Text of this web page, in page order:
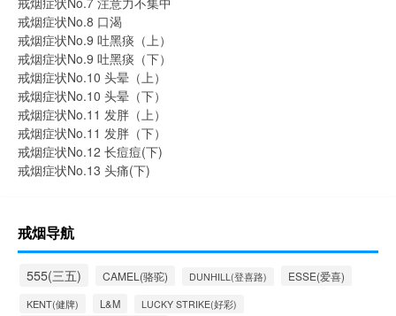
戒烟症状No.8 口渴
戒烟症状No.9 吐黑痰（上）
戒烟症状No.9 吐黑痰（下）
戒烟症状No.10 头晕（上）
戒烟症状No.10 头晕（下）
戒烟症状No.11 发胖（上）
戒烟症状No.11 发胖（下）
戒烟症状No.12 长痘痘(下)
戒烟症状No.13 头痛(下)
戒烟导航
555(三五) CAMEL(骆驼) DUNHILL(登喜路) ESSE(爱喜)
KENT(健牌) L&M LUCKY STRIKE(好彩)